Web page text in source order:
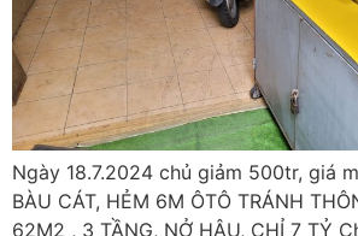
Ngày 18.7.2024 chủ giảm 500tr, giá
BÀU CÁT, HẺM 6M ÔTÔ TRÁNH
62M2 , 3 TẦNG, NỞ HẬU, CHỈ 7 TỶ